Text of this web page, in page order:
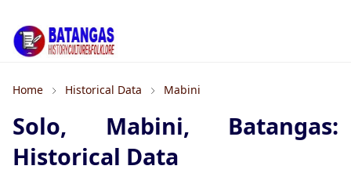
Home Historical Data Mabini
Solo, Mabini, Batangas:
Historical Data